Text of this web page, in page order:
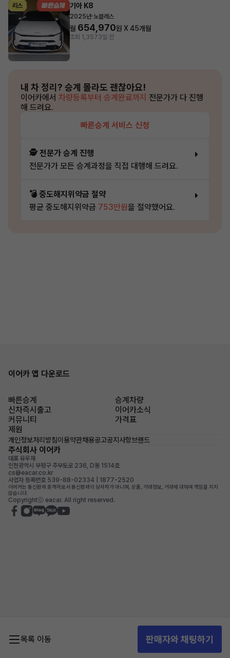
목록 이동 판매자와 채팅하기
리스 기아 K8
2025년·노블레스
월 654,970원 X45개월
조회 1,3573일 전
내 차 정리? 승계 몰라도 괜찮아요!
이어카에서 차량등록부터 승계완료까지 전문가가 다 진행
해 드려요.
빠른승계 서비스 신청
🕵️ 전문가 승계 진행
전문가가 모든 승계과정을 직접 대행해 드려요.
💣 중도해지위약금 절약
평균 중도해지위약금 753만원을 절약했어요.
이어카 앱 다운로드
빠른승계
승계차량
신차즉시출고
이어카소식
커뮤니티
가격표
제원
개인정보처리방침이용약관채용공고공지사항브랜드
주식회사 이어카
대표 유우재
인천광역시 부평구 주부토로 236, D동 1514호
cs@eacar.co.kr
사업자 등록번호 539-88-02334 | 1877-2520
이어카는 통신판매 중개자로서 통신판매의 당사자가 아니며, 상품, 거래정보, 거래에 대하여 책임을 지지
않습니다.
Copyrightⓒ eacar. All right reserved.